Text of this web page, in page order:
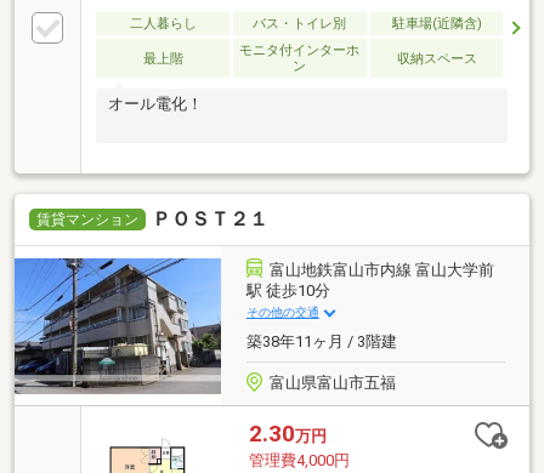
二人暮らし バス・トイレ別 駐車場(近隣含)
最上階
モニタ付インターホ
ン
収納スペース
オール電化！
賃貸マンション ＰＯＳＴ２１
富山地鉄富山市内線 富山大学前
駅 徒歩10分
その他の交通
築38年11ヶ月 / 3階建
富山県富山市五福
2.30万円
管理費4,000円